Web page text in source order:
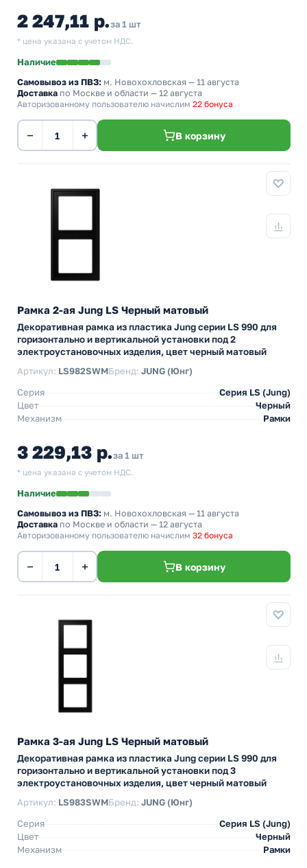
2 247,11 р.за 1 шт
* цена указана с учетом НДС.
Наличие
Самовывоз из ПВЗ: м. Новохохловская — 11 августа
Доставка по Москве и области — 12 августа
Авторизованному пользователю начислим 22 бонуса
− + В корзину
Рамка 2-ая Jung LS Черный матовый
Декоративная рамка из пластика Jung серии LS 990 для
горизонтально и вертикальной установки под 2
электроустановочных изделия, цвет черный матовый
Артикул: LS982SWMБренд: JUNG (Юнг)
Серия
Серия LS (Jung)
Цвет
Черный
Механизм
Рамки
3 229,13 р.за 1 шт
* цена указана с учетом НДС.
Наличие
Самовывоз из ПВЗ: м. Новохохловская — 11 августа
Доставка по Москве и области — 12 августа
Авторизованному пользователю начислим 32 бонуса
− + В корзину
Рамка 3-ая Jung LS Черный матовый
Декоративная рамка из пластика Jung серии LS 990 для
горизонтально и вертикальной установки под 3
электроустановочных изделия, цвет черный матовый
Артикул: LS983SWMБренд: JUNG (Юнг)
Серия
Серия LS (Jung)
Цвет
Черный
Механизм
Рамки